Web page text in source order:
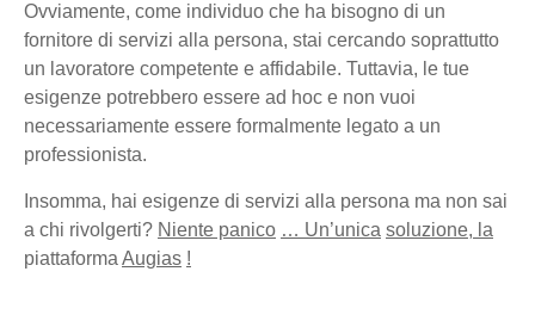
Ovviamente, come individuo che ha bisogno di un
fornitore di servizi alla persona, stai cercando soprattutto
un lavoratore competente e affidabile. Tuttavia, le tue
esigenze potrebbero essere ad hoc e non vuoi
necessariamente essere formalmente legato a un
professionista.
Insomma, hai esigenze di servizi alla persona ma non sai
a chi rivolgerti? Niente panico … Un’unica soluzione, la
piattaforma Augias !